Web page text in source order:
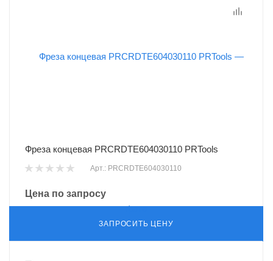
Фреза концевая PRCRDTE604030110 PRTools
Арт.: PRCRDTE604030110
Цена по запросу
ЗАПРОСИТЬ ЦЕНУ